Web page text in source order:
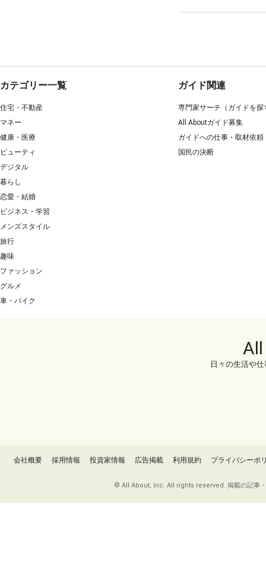
カテゴリー一覧
住宅・不動産
マネー
健康・医療
ビューティ
デジタル
暮らし
恋愛・結婚
ビジネス・学習
メンズスタイル
旅行
趣味
ファッション
グルメ
車・バイク
ガイド関連
専門家サーチ（ガイドを探
All Aboutガイド募集
ガイドへの仕事・取材依頼
国民の決断
日々の生活や
会社概要 採用情報 投資家情報 広告掲載 利用規約 プライバシーポ
© All About, Inc. All rights reserved. 掲載の記事・